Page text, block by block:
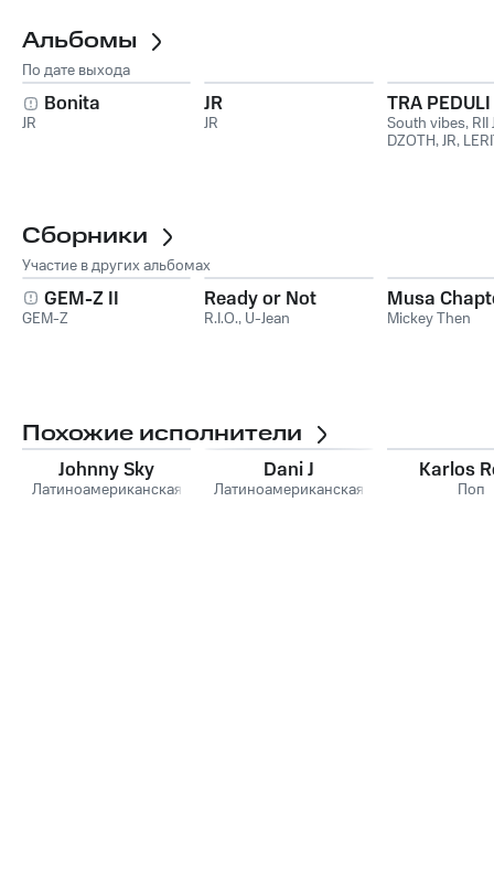
Альбомы
По дате выхода
Bonita
JR
JR
JR
TRA PEDULI
South vibes, RII
DZOTH,JR,
Сборники
Участие в других альбомах
GEM-Z II
GEM-Z
Ready or Not
R.I.O., U-Jean
Musa
Mickey Then
Похожие исполнители
Johnny Sky
Латиноамериканская
Dani J
Латиноамериканская
Karlos
Поп